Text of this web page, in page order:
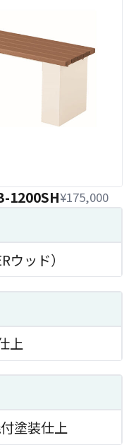
1200SH¥175,000
ウッド）
上
塗装仕上